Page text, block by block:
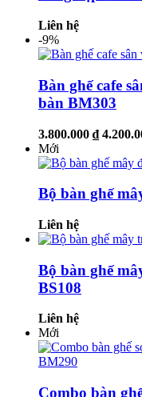
Liên hệ
-9%
Bàn ghế cafe
bàn BM303
3.800.000 ₫
Mới
Bộ bàn ghế
Liên hệ
Bộ bàn ghế
BS108
Liên hệ
Mới
Combo bàn